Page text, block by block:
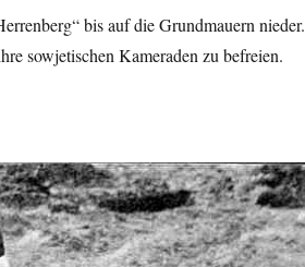
bis auf die Grundmauern nieder.
sowjetischen Kameraden zu befreien.